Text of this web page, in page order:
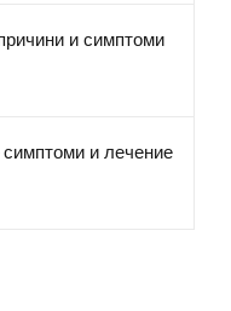
и симптоми
и лечение